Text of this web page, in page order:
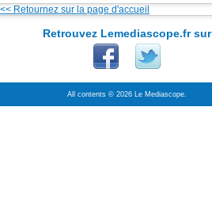
<< Retournez sur la page d'accueil
Retrouvez Lemediascope.fr sur
All contents © 2026 Le Mediascope.